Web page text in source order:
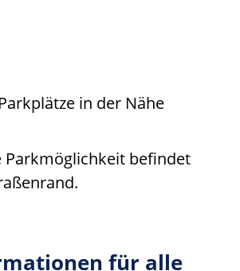
in der Nähe
Parkmöglichkeit befindet
für alle